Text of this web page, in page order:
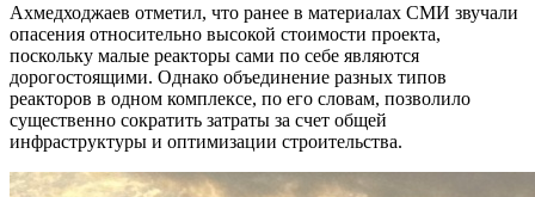
Ахмедходжаев отметил, что ранее в материалах СМИ звучали
опасения относительно высокой стоимости проекта,
поскольку малые реакторы сами по себе являются
дорогостоящими. Однако объединение разных типов
реакторов в одном комплексе, по его словам, позволило
существенно сократить затраты за счет общей
инфраструктуры и оптимизации строительства.